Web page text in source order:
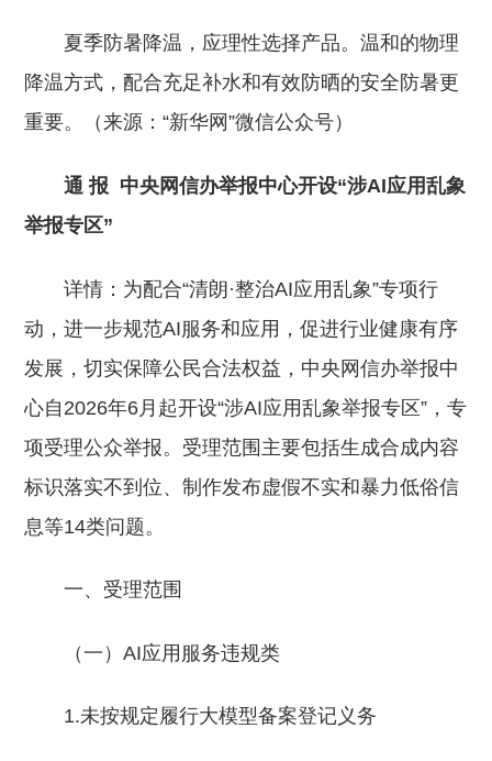
夏季防暑降温，应理性选择产品。温和的物理
降温方式，配合充足补水和有效防晒的安全防暑更
重要。（来源：“新华网”微信公众号）
通 报 中央网信办举报中心开设“涉AI应用乱象
举报专区”
详情： 为配合“清朗·整治AI应用乱象”专项行
动，进一步规范AI服务和应用，促进行业健康有序
发展，切实保障公民合法权益，中央网信办举报中
心自2026年6月起开设“涉AI应用乱象举报专区”，专
项受理公众举报。受理范围主要包括生成合成内容
标识落实不到位、制作发布虚假不实和暴力低俗信
息等14类问题。
一、受理范围
（一）AI应用服务违规类
1.未按规定履行大模型备案登记义务